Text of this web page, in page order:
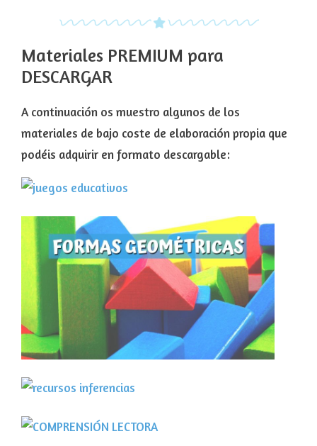
Materiales PREMIUM para
DESCARGAR
A continuación os muestro algunos de los
materiales de bajo coste de elaboración propia que
podéis adquirir en formato descargable: